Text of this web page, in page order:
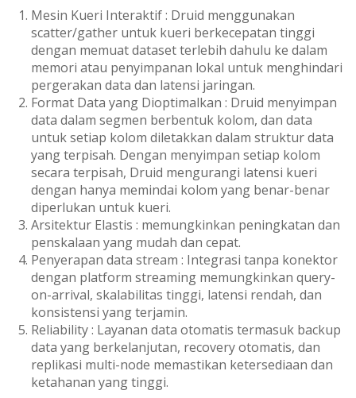
Mesin Kueri Interaktif : Druid menggunakan
scatter/gather untuk kueri berkecepatan tinggi
dengan memuat dataset terlebih dahulu ke dalam
memori atau penyimpanan lokal untuk menghindari
pergerakan data dan latensi jaringan.
Format Data yang Dioptimalkan : Druid menyimpan
data dalam segmen berbentuk kolom, dan data
untuk setiap kolom diletakkan dalam struktur data
yang terpisah. Dengan menyimpan setiap kolom
secara terpisah, Druid mengurangi latensi kueri
dengan hanya memindai kolom yang benar-benar
diperlukan untuk kueri.
Arsitektur Elastis : memungkinkan peningkatan dan
penskalaan yang mudah dan cepat.
Penyerapan data stream : Integrasi tanpa konektor
dengan platform streaming memungkinkan query-
on-arrival, skalabilitas tinggi, latensi rendah, dan
konsistensi yang terjamin.
Reliability : Layanan data otomatis termasuk backup
data yang berkelanjutan, recovery otomatis, dan
replikasi multi-node memastikan ketersediaan dan
ketahanan yang tinggi.